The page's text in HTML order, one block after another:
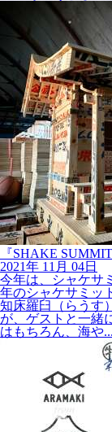
『SHAKE
2021年 11月 04日
今年は、シャケサ
年のシャケサミッ
知床羅臼（らうす
が、ゲストと一緒
はもちろん、海や